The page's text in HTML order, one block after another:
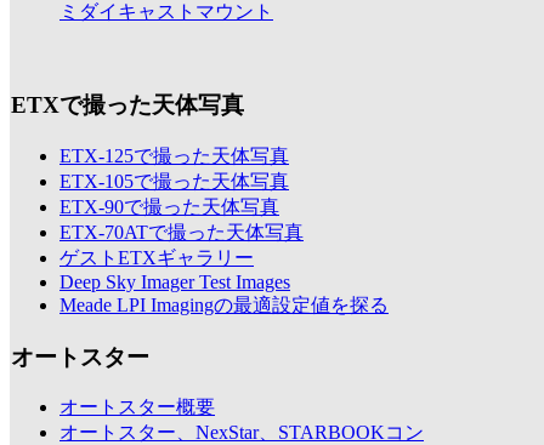
ミダイキャストマウント
ETXで撮った天体写真
ETX-125で撮った天体写真
ETX-105で撮った天体写真
ETX-90で撮った天体写真
ETX-70ATで撮った天体写真
ゲストETXギャラリー
Deep Sky Imager Test Images
Meade LPI Imagingの最適設定値を探る
オートスター
オートスター概要
オートスター、NexStar、STARBOOKコン